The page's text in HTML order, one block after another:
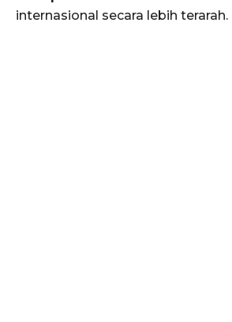
internasional secara lebih terarah.